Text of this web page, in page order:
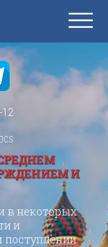
12
И
в некоторых
и